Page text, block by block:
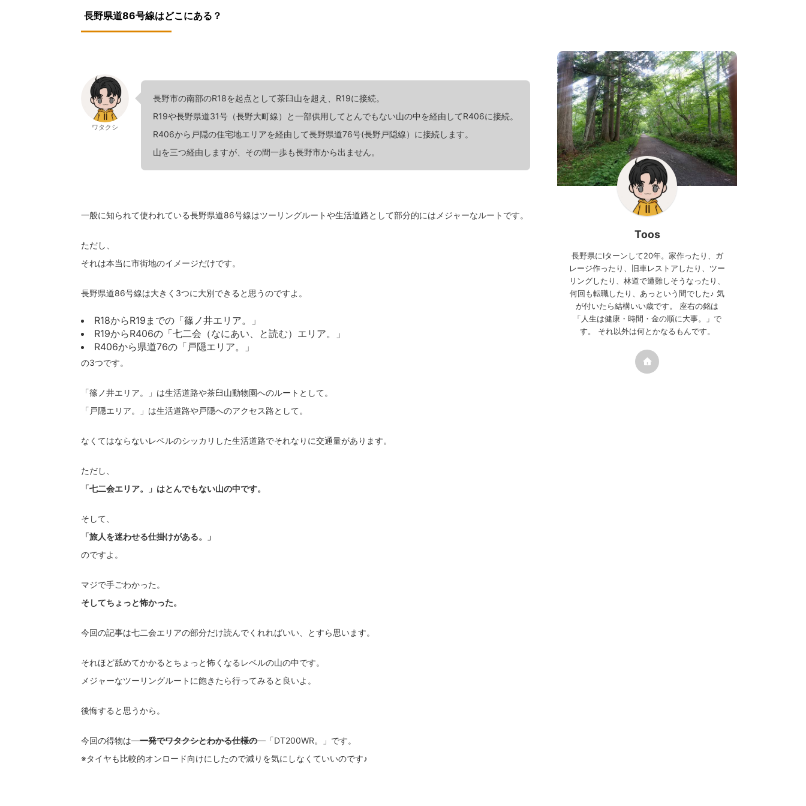
長野県道86号線はどこにある？
ワタクシ
長野市の南部のR18を起点として茶臼山を超え、R19に接続。
R19や長野県道31号（長野大町線）と一部供用してとんでもない山の中を経由してR406に接続。
R406から戸隠の住宅地エリアを経由して長野県道76号(長野戸隠線）に接続します。
山を三つ経由しますが、その間一歩も長野市から出ません。
一般に知られて使われている長野県道86号線はツーリングルートや生活道路として部分的にはメジャーなルートです。
ただし、
それは本当に市街地のイメージだけです。
長野県道86号線は大きく3つに大別できると思うのですよ。
R18からR19までの「篠ノ井エリア。」
R19からR406の「七二会（なにあい、と読む）エリア。」
R406から県道76の「戸隠エリア。」
の3つです。
「篠ノ井エリア。」は生活道路や茶臼山動物園へのルートとして。
「戸隠エリア。」は生活道路や戸隠へのアクセス路として。
なくてはならないレベルのシッカリした生活道路でそれなりに交通量があります。
ただし、
「七二会エリア。」はとんでもない山の中です。
そして、
「旅人を迷わせる仕掛けがある。」
のですよ。
マジで手ごわかった。
そしてちょっと怖かった。
今回の記事は七二会エリアの部分だけ読んでくれればいい、とすら思います。
それほど舐めてかかるとちょっと怖くなるレベルの山の中です。
メジャーなツーリングルートに飽きたら行ってみると良いよ。
後悔すると思うから。
今回の得物は 一発でワタクシとわかる仕様の
「DT200WR。」です。
※タイヤも比較的オンロード向けにしたので減りを気にしなくていいのです♪
Toos
長野県にIターンして20年。家作ったり、ガ
レージ作ったり、旧車レストアしたり、ツー
リングしたり、林道で遭難しそうなったり、
何回も転職したり、あっという間でした♪ 気
が付いたら結構いい歳です。 座右の銘は
「人生は健康・時間・金の順に大事。」で
す。 それ以外は何とかなるもんです。